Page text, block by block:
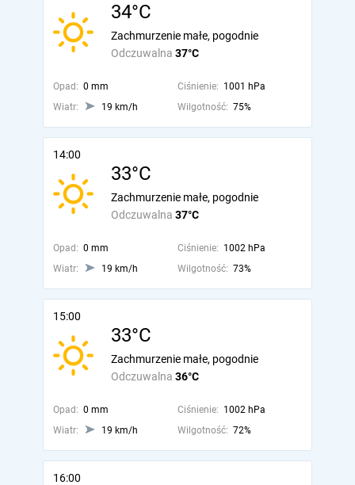
34°C
Odczuwalna 37°C
Zachmurzenie małe, pogodnie
Opad: 0 mm Ciśnienie: 1001 hPa
Wiatr:
19 km/h Wilgotność: 75%
14:00
33°C
Odczuwalna 37°C
Zachmurzenie małe, pogodnie
Opad: 0 mm Ciśnienie: 1002 hPa
Wiatr:
19 km/h Wilgotność: 73%
15:00
33°C
Odczuwalna 36°C
Zachmurzenie małe, pogodnie
Opad: 0 mm Ciśnienie: 1002 hPa
Wiatr:
19 km/h Wilgotność: 72%
16:00